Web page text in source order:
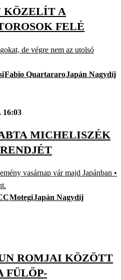
KÖZELÍT A
FELÉ
de végre nem az utolsó
Fabio QuartararoJapán Nagydíj
16:03
MICHELISZÉK
vasárnap vár majd Japánban •
MotegiJapán Nagydíj
ROMJAI KÖZÖTT
FÜLÖP-